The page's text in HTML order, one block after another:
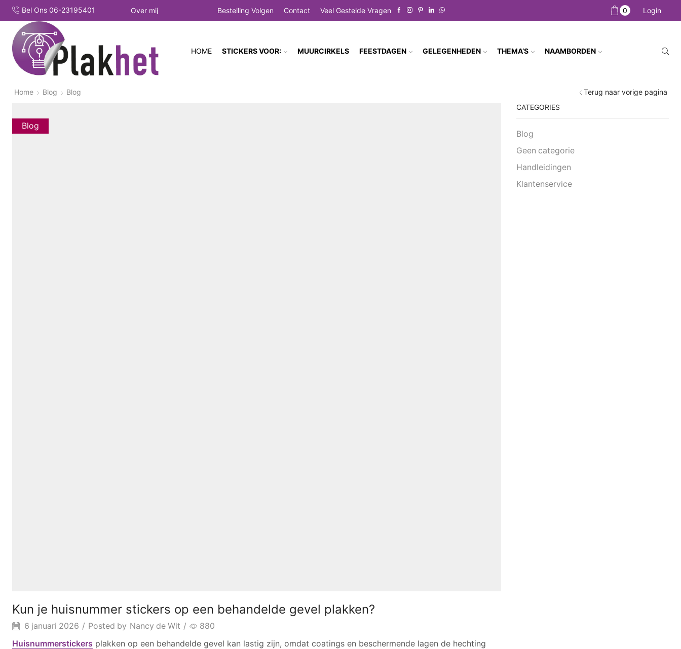
Bel Ons 06-23195401 Over mij Bestelling Volgen Contact Veel Gestelde Vragen 0 Login
HOME STICKERS VOOR: MUURCIRKELS FEESTDAGEN GELEGENHEDEN THEMA’S NAAMBORDEN
Terug naar vorige pagina
Home Blog Blog
Blog
Kun je huisnummer stickers op een behandelde gevel plakken?
6 januari 2026 / Posted by Nancy de Wit / 880
Huisnummerstickers plakken op een behandelde gevel kan lastig zijn, omdat coatings en beschermende lagen de hechting
CATEGORIES
Blog
Geen categorie
Handleidingen
Klantenservice